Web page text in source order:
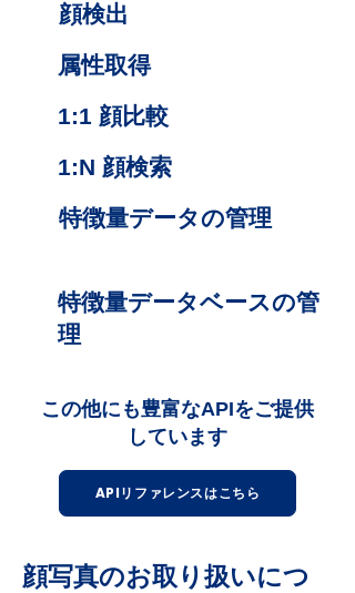
顔検出
属性取得
1:1 顔比較
1:N 顔検索
特徴量データの管理
特徴量データベースの管
理
この他にも豊富なAPIをご提供
しています
APIリファレンスはこちら
顔写真のお取り扱いにつ